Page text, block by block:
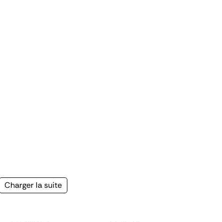
Page
Charger la suite